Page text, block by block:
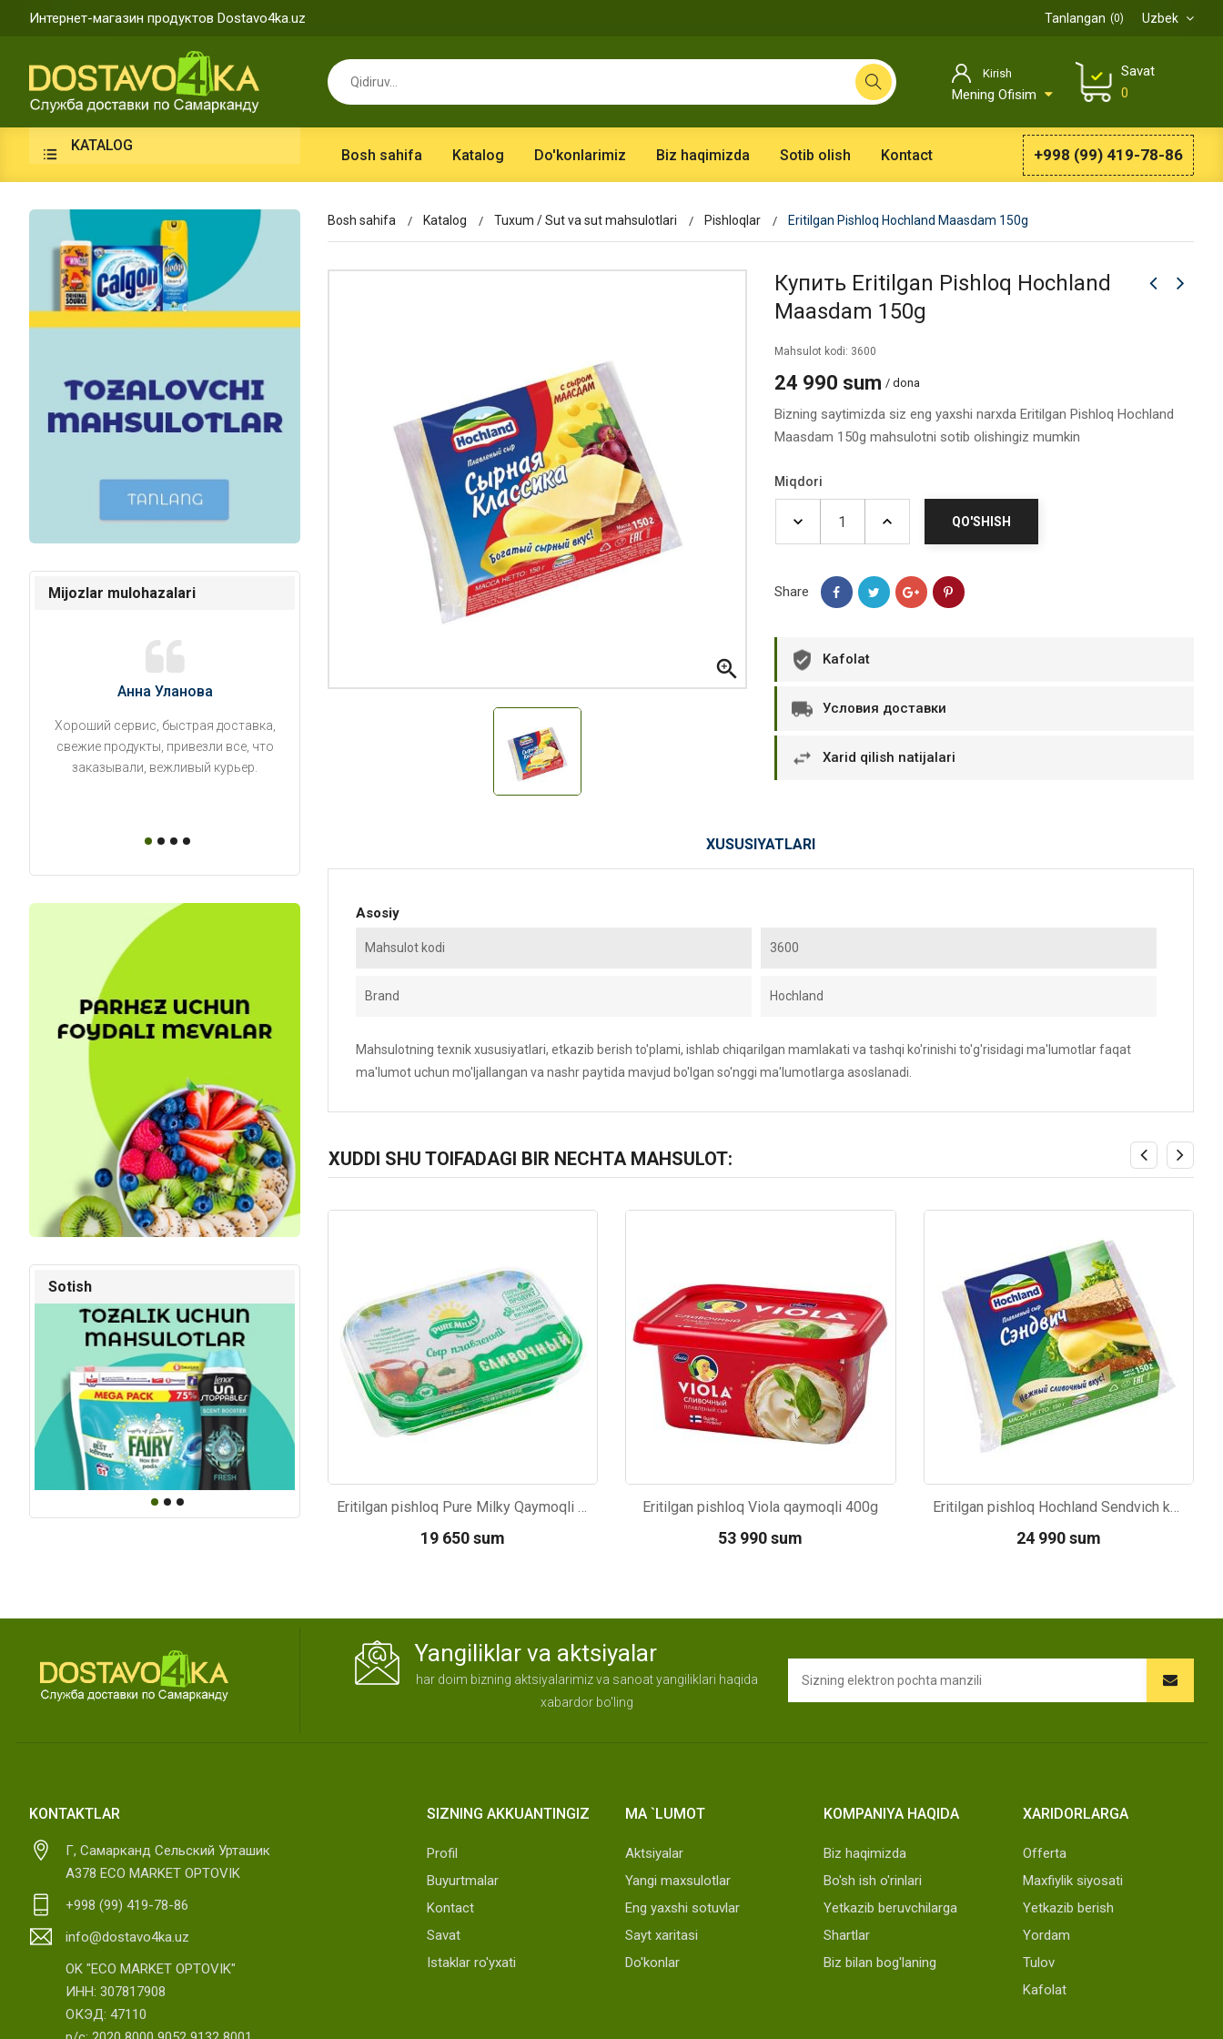
Интернет-магазин продуктов Dostavo4ka.uz Uzbek
Tanlangan 0
Kirish
Mening Ofisim
Savat
0
KATALOG
Bosh sahifa Katalog Do'konlarimiz Biz haqimizda Sotib olish Kontact +998 (99) 419-78-86
Mijozlar mulohazalari
Анна Уланова
Хороший сервис, быстрая доставка,
свежие продукты, привезли все, что
заказывали, вежливый курьер.
Александр П. Ольга Кузяева
Лежу в больнице, сделала заказ, все
привезли раньше назначенного
времени. Курьер Анвар, спасибо ему!
максимально быстро. Покупал мясо
Sotish
Bosh sahifa Katalog Tuxum / Sut va sut mahsulotlari Pishloqlar Eritilgan Pishloq Hochland Maasdam 150g

Купить Eritilgan Pishloq Hochland
Maasdam 150g
Mahsulot kodi: 3600
24 990 sum / dona
Bizning saytimizda siz eng yaxshi narxda Eritilgan Pishloq Hochland
Maasdam 150g mahsulotni sotib olishingiz mumkin
Miqdori
QO'SHISH
Share
Kafolat
Условия доставки
Xarid qilish natijalari
XUSUSIYATLARI
Asosiy
Mahsulot kodi 3600
Brand Hochland
Mahsulotning texnik xususiyatlari, etkazib berish to'plami, ishlab chiqarilgan mamlakati va tashqi ko'rinishi to'g'risidagi ma'lumotlar faqat
ma'lumot uchun mo'ljallangan va nashr paytida mavjud bo'lgan so'nggi ma'lumotlarga asoslanadi.
XUDDI SHU TOIFADAGI BIR NECHTA MAHSULOT:
Kod: 4448
Eritilgan pishloq Pure Milky Qaymoqli 200±5g
19 650 sum
Eritilgan pishloq Viola qaymoqli 400g
53 990 sum
Eritilgan pishloq Hochland Sendvich kesilgan 150g
24 990 sum
Yangiliklar va aktsiyalar
har doim bizning aktsiyalarimiz va sanoat yangiliklari haqida
xabardor bo'ling
KONTAKTLAR
Г, Самарканд Сельский Урташик
А378 ECO MARKET OPTOVIK
+998 (99) 419-78-86
info@dostavo4ka.uz
OK "ECO MARKET OPTOVIK"
ИНН: 307817908
ОКЭД: 47110
SIZNING AKKUANTINGIZ
Profil
Buyurtmalar
Kontact
Savat
Istaklar ro'yxati
MA `LUMOT
Aktsiyalar
Yangi maxsulotlar
Eng yaxshi sotuvlar
Sayt xaritasi
Do'konlar
KOMPANIYA HAQIDA
Biz haqimizda
Bo'sh ish o'rinlari
Yetkazib beruvchilarga
Shartlar
Biz bilan bog'laning
XARIDORLARGA
Offerta
Maxfiylik siyosati
Yetkazib berish
Yordam
Tulov
Kafolat